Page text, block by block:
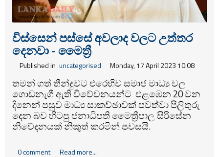
විස්සෙන් පස්සේ අවලාද වලට උත්තර
දෙනවා - මෛත්‍රී
Published in uncategorised Monday, 17 April 2023 10:08
තමන් ගත් තීන්දුවට එරෙහිව සමාජ මාධ්‍ය වල
ගොඩනැගී ඇති විවේචනයන්ට එළඹෙන 20 වන
දිනෙන් පසුව මාධ්‍ය සාකච්ඡාවක් පවත්වා පිලිතුරු
දෙන බව හිටපු ජනාධිපති මෛත්‍රීපාල සිරිසේන
නිවේදනයක් නිකුත් කරමින් පවසයි.
0 comment Read more...